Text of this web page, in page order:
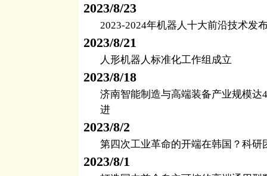
2023/8/23
2023-2024年机器人十大前沿技术发
2023/8/21
人形机器人标准化工作组成立
2023/8/18
济南智能制造与高端装备产业规模达
进
2023/8/2
第四次工业革命的开端在韩国？科研
2023/8/1